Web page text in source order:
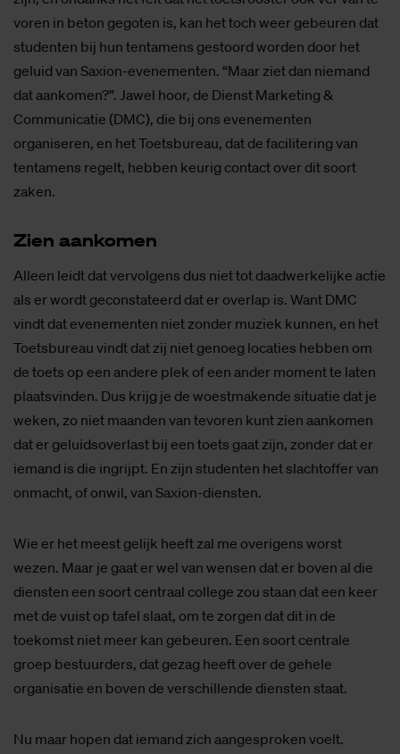
voren in beton gegoten is, kan het toch weer gebeuren dat
studenten bij hun tentamens gestoord worden door het
geluid van Saxion-evenementen. “Maar ziet dan niemand
dat aankomen?”. Jawel hoor, de Dienst Marketing &
Communicatie (DMC), die bij ons evenementen
organiseren, en het Toetsbureau, dat de facilitering van
tentamens regelt, hebben keurig contact over dit soort
zaken.
Zien aan­ko­men
Alleen leidt dat vervolgens dus niet tot daadwerkelijke actie
als er wordt geconstateerd dat er overlap is. Want DMC
vindt dat evenementen niet zonder muziek kunnen, en het
Toetsbureau vindt dat zij niet genoeg locaties hebben om
de toets op een andere plek of een ander moment te laten
plaatsvinden. Dus krijg je de woestmakende situatie dat je
weken, zo niet maanden van tevoren kunt zien aankomen
dat er geluidsoverlast bij een toets gaat zijn, zonder dat er
iemand is die ingrijpt. En zijn studenten het slachtoffer van
onmacht, of onwil, van Saxion-diensten.
Wie er het meest gelijk heeft zal me overigens worst
wezen. Maar je gaat er wel van wensen dat er boven al die
diensten een soort centraal college zou staan dat een keer
met de vuist op tafel slaat, om te zorgen dat dit in de
toekomst niet meer kan gebeuren. Een soort centrale
groep bestuurders, dat gezag heeft over de gehele
organisatie en boven de verschillende diensten staat.
Nu maar hopen dat iemand zich aangesproken voelt.